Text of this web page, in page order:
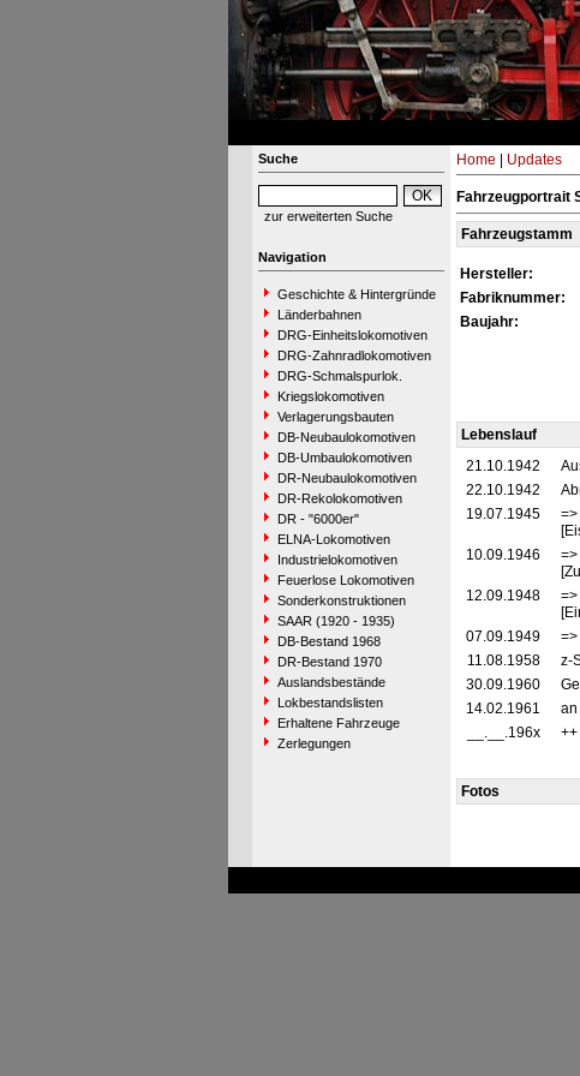
Suche
zur erweiterten Suche
Navigation
Geschichte & Hintergründe
Länderbahnen
DRG-Einheitslokomotiven
DRG-Zahnradlokomotiven
DRG-Schmalspurlok.
Kriegslokomotiven
Verlagerungsbauten
DB-Neubaulokomotiven
DB-Umbaulokomotiven
DR-Neubaulokomotiven
DR-Rekolokomotiven
DR - "6000er"
ELNA-Lokomotiven
Industrielokomotiven
Feuerlose Lokomotiven
Sonderkonstruktionen
SAAR (1920 - 1935)
DB-Bestand 1968
DR-Bestand 1970
Auslandsbestände
Lokbestandslisten
Erhaltene Fahrzeuge
Zerlegungen
Home Updates
Fahrzeugportrait
Fahrzeugstamm
Hersteller:
Fabriknummer:
Baujahr:
Lebenslauf
21.10.1942
22.10.1942
19.07.1945
10.09.1946
12.09.1948
07.09.1949
11.08.1958
z-
30.09.1960
14.02.1961
an
__.__.196x
++
Fotos